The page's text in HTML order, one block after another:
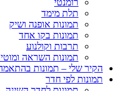
תלת מימד
תמונות אופנה ושיק
תמונות בקו אחד
תרבות וקולנוע
תמונות השראה
הקיר שלי – תמונות
תמונות לפי חדר